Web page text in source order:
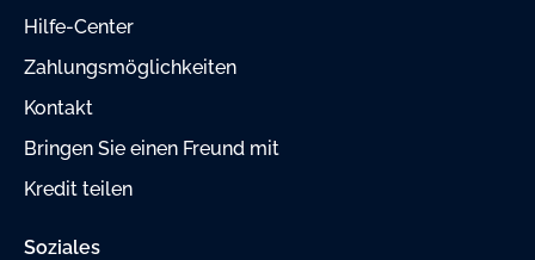
Hilfe-Center
Zahlungsmöglichkeiten
Kontakt
Bringen Sie einen Freund mit
Kredit teilen
Soziales